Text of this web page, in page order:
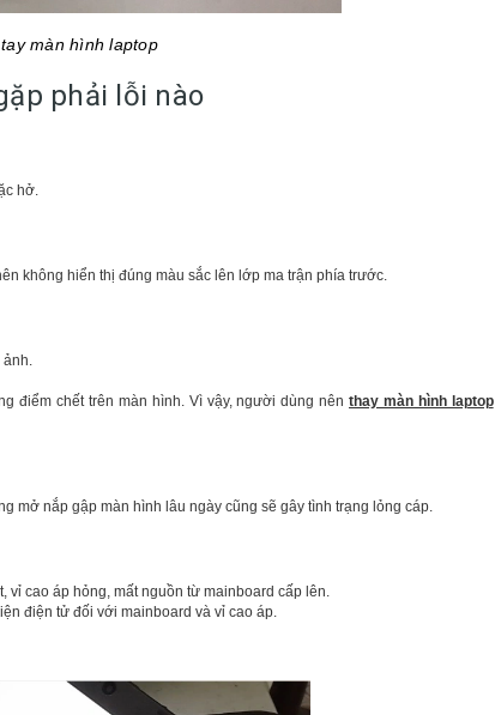
màn hình laptop
phải lỗi nào
hở.
không hiển thị đúng màu sắc lên lớp ma trận phía trước.
ảnh.
điểm chết trên màn hình. Vì vậy, người dùng nên thay màn hình laptop
mở nắp gập màn hình lâu ngày cũng sẽ gây tình trạng lỏng cáp.
cao áp hỏng, mất nguồn từ mainboard cấp lên.
điện tử đối với mainboard và vỉ cao áp.